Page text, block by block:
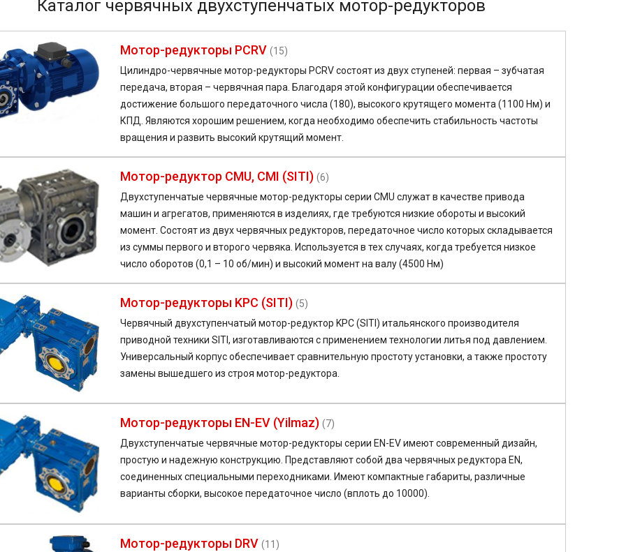
Каталог червячных двухступенчатых мотор-редукторов
Мотор-редукторы PCRV (15)
Цилиндро-червячные мотор-редукторы PCRV состоят из двух ступеней: первая – зубчатая
передача, вторая – червячная пара. Благодаря этой конфигурации обеспечивается
достижение большого передаточного числа (180), высокого крутящего момента (1100 Нм) и
КПД. Являются хорошим решением, когда необходимо обеспечить стабильность частоты
вращения и развить высокий крутящий момент.
Мотор-редуктор CMU, CMI (SITI) (6)
Двухступенчатые червячные мотор-редукторы серии CMU служат в качестве привода
машин и агрегатов, применяются в изделиях, где требуются низкие обороты и высокий
момент. Состоят из двух червячных редукторов, передаточное число которых складывается
из суммы первого и второго червяка. Используется в тех случаях, когда требуется низкое
число оборотов (0,1 – 10 об/мин) и высокий момент на валу (4500 Нм)
Мотор-редукторы KPC (SITI) (5)
Червячный двухступенчатый мотор-редуктор KPC (SITI) итальянского производителя
приводной техники SITI, изготавливаются с применением технологии литья под давлением.
Универсальный корпус обеспечивает сравнительную простоту установки, а также простоту
замены вышедшего из строя мотор-редуктора.
Мотор-редукторы EN-EV (Yilmaz) (7)
Двухступенчатые червячные мотор-редукторы серии EN-EV имеют современный дизайн,
простую и надежную конструкцию. Представляют собой два червячных редуктора EN,
соединенных специальными переходниками. Имеют компактные габариты, различные
варианты сборки, высокое передаточное число (вплоть до 10000).
Мотор-редукторы DRV (11)